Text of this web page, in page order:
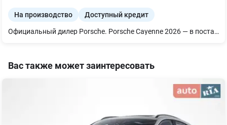
На производство Доступный кредит
Официальный дилер Porsche. Porsche Cayenne 2026 — в поставке! -Доставка по всей Украине (и не только!) — Обращайтесь за деталями — подберем удобную логистику и сопровождение
Вас также может заинтересовать